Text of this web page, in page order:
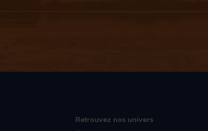
Retrouvez nos univers